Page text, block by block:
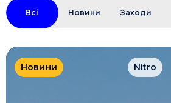
Всі Новини Заходи
Новини Nitro